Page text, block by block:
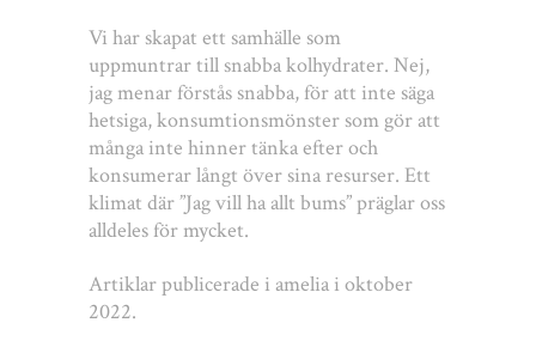
Vi har skapat ett samhälle som
uppmuntrar till snabba kolhydrater. Nej,
jag menar förstås snabba, för att inte säga
hetsiga, konsumtionsmönster som gör att
många inte hinner tänka efter och
konsumerar långt över sina resurser. Ett
klimat där ”Jag vill ha allt bums” präglar oss
alldeles för mycket.
Artiklar publicerade i amelia i oktober
2022.